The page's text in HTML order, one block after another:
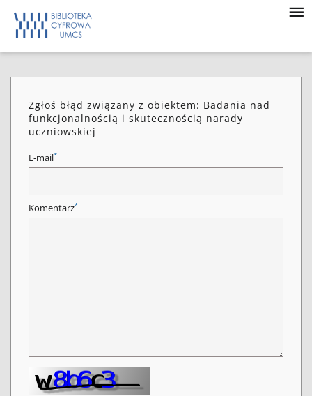
Zgłoś błąd związany z obiektem: Badania nad
funkcjonalnością i skutecznością narady
uczniowskiej
E-mail*
Komentarz*